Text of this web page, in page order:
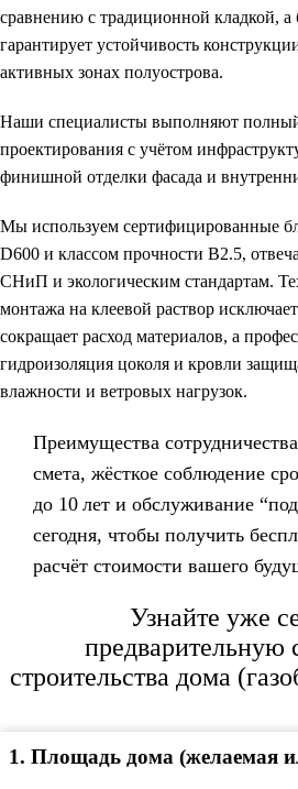
сравнению с традиционной кладкой,
гарантирует устойчивость
активных зонах полуострова.
Наши специалисты выполняют
проектирования с учётом
финишной отделки фасада и
Мы используем сертифицированные
D600 и классом прочности B2.5,
СНиП и экологическим стандартам.
монтажа на клеевой раствор
сокращает расход материалов, а
гидроизоляция цоколя и кровли
влажности и ветровых нагрузок.
Преимущества
смета, жёсткое соблюдение
до 10 лет и обслуживание
сегодня, чтобы получить
расчёт стоимости вашего
Узнайте уже
предварительную
строительства дома
1. Площадь дома (желаемая